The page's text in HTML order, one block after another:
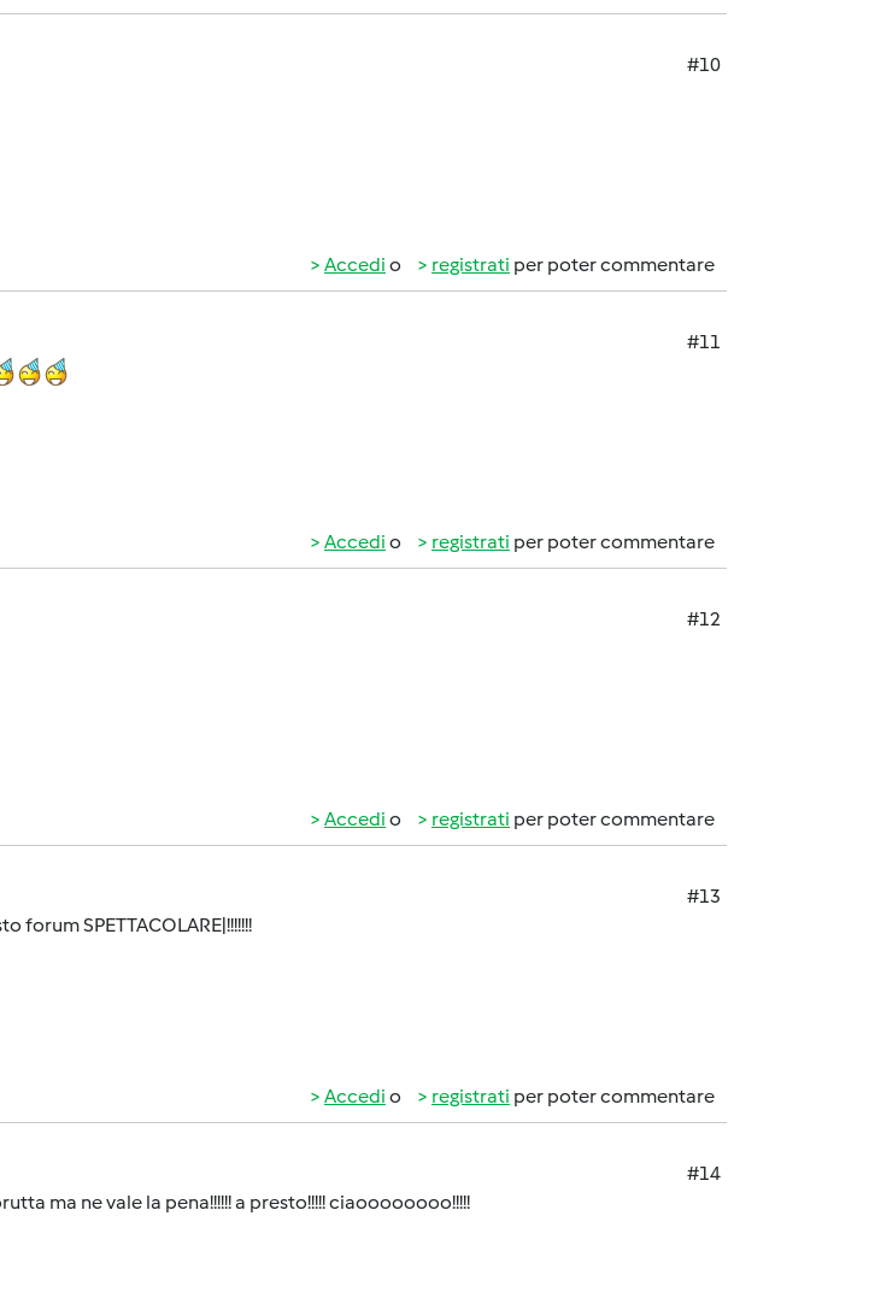
#10
Accedi o registrati per poter commentare
#11
Accedi o registrati per poter commentare
#12
Accedi o registrati per poter commentare
#13
forum SPETTACOLARE|!!!!!!!
Accedi o registrati per poter commentare
#14
ma ne vale la pena!!!!!! a presto!!!!! ciaoooooooo!!!!!